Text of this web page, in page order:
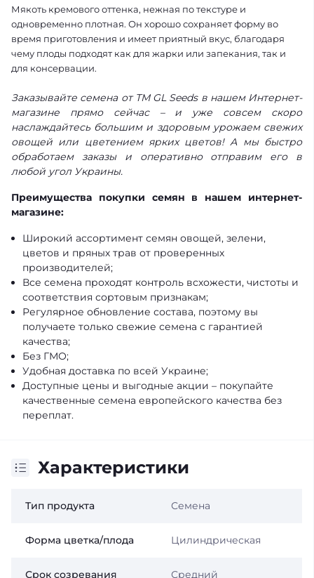
Мякоть кремового оттенка, нежная по текстуре и
одновременно плотная. Он хорошо сохраняет форму во
время приготовления и имеет приятный вкус, благодаря
чему плоды подходят как для жарки или запекания, так и
для консервации.
Заказывайте семена от ТМ GL Seeds в нашем Интернет-
магазине прямо сейчас – и уже совсем скоро
наслаждайтесь большим и здоровым урожаем свежих
овощей или цветением ярких цветов! А мы быстро
обработаем заказы и оперативно отправим его в
любой угол Украины.
Преимущества покупки семян в нашем интернет-
магазине:
Широкий ассортимент семян овощей, зелени,
цветов и пряных трав от проверенных
производителей;
Все семена проходят контроль всхожести, чистоты и
соответствия сортовым признакам;
Регулярное обновление состава, поэтому вы
получаете только свежие семена с гарантией
качества;
Без ГМО;
Удобная доставка по всей Украине;
Доступные цены и выгодные акции – покупайте
качественные семена европейского качества без
переплат.
Характеристики
Тип продукта Семена
Форма цветка/плода Цилиндрическая
Срок созревания Средний